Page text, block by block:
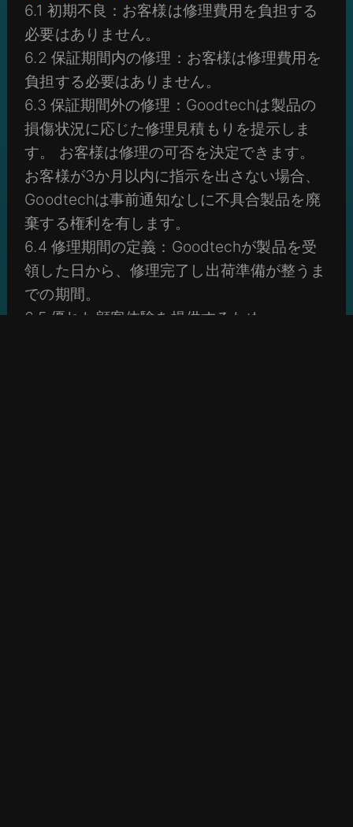
6.1 初期不良：お客様は修理費用を負担する
必要はありません。
6.2 保証期間内の修理：お客様は修理費用を
負担する必要はありません。
6.3 保証期間外の修理：Goodtechは製品の
損傷状況に応じた修理見積もりを提示しま
す。 お客様は修理の可否を決定できます。
お客様が3か月以内に指示を出さない場合、
Goodtechは事前通知なしに不具合製品を廃
棄する権利を有します。
6.4 修理期間の定義：Goodtechが製品を受
領した日から、修理完了し出荷準備が整うま
での期間。
6.5 優れた顧客体験を提供するため、